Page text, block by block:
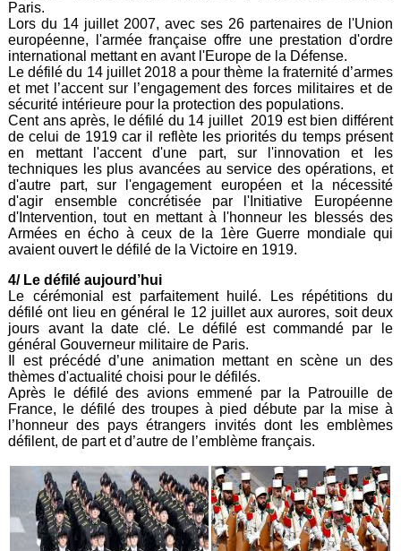
Paris.
Lors du 14 juillet 2007, avec ses 26 partenaires de l'Union
européenne, l'armée française offre une prestation d'ordre
international mettant en avant l'Europe de la Défense.
Le défilé du 14 juillet 2018 a pour thème la fraternité d’armes
et met l’accent sur l’engagement des forces militaires et de
sécurité intérieure pour la protection des populations.
Cent ans après, le défilé du 14 juillet 2019 est bien différent
de celui de 1919 car il reflète les priorités du temps présent
en mettant l'accent d'une part, sur l'innovation et les
techniques les plus avancées au service des opérations, et
d'autre part, sur l'engagement européen et la nécessité
d'agir ensemble concrétisée par l'Initiative Européenne
d'Intervention, tout en mettant à l'honneur les blessés des
Armées en écho à ceux de la 1ère Guerre mondiale qui
avaient ouvert le défilé de la Victoire en 1919.
4/ Le défilé aujourd’hui
Le cérémonial est parfaitement huilé. Les répétitions du
défilé ont lieu en général le 12 juillet aux aurores, soit deux
jours avant la date clé. Le défilé est commandé par le
général Gouverneur militaire de Paris.
Il est précédé d’une animation mettant en scène un des
thèmes d'actualité choisi pour le défilés.
Après le défilé des avions emmené par la Patrouille de
France, le défilé des troupes à pied débute par la mise à
l’honneur des pays étrangers invités dont les emblèmes
défilent, de part et d’autre de l’emblème français.